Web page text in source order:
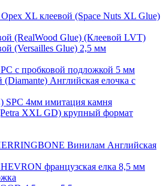
XL клеевой (Space Nuts XL Glue)
(RealWood Glue) (Клеевой LVT)
(Versailles Glue) 2,5 мм
с пробковой подложкой 5 мм
Английская елочка с
SPC 4мм имитация камня
XXL GD) крупный формат
Винилам Английская
французская елка 8,5 мм